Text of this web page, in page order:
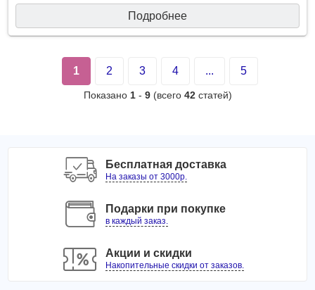
Подробнее
1 2 3 4 ... 5
Показано 1- 9(всего 42статей)
Бесплатная доставка
На заказы от 3000р.
Подарки при покупке
в каждый заказ.
Акции и скидки
Накопительные скидки от заказов.